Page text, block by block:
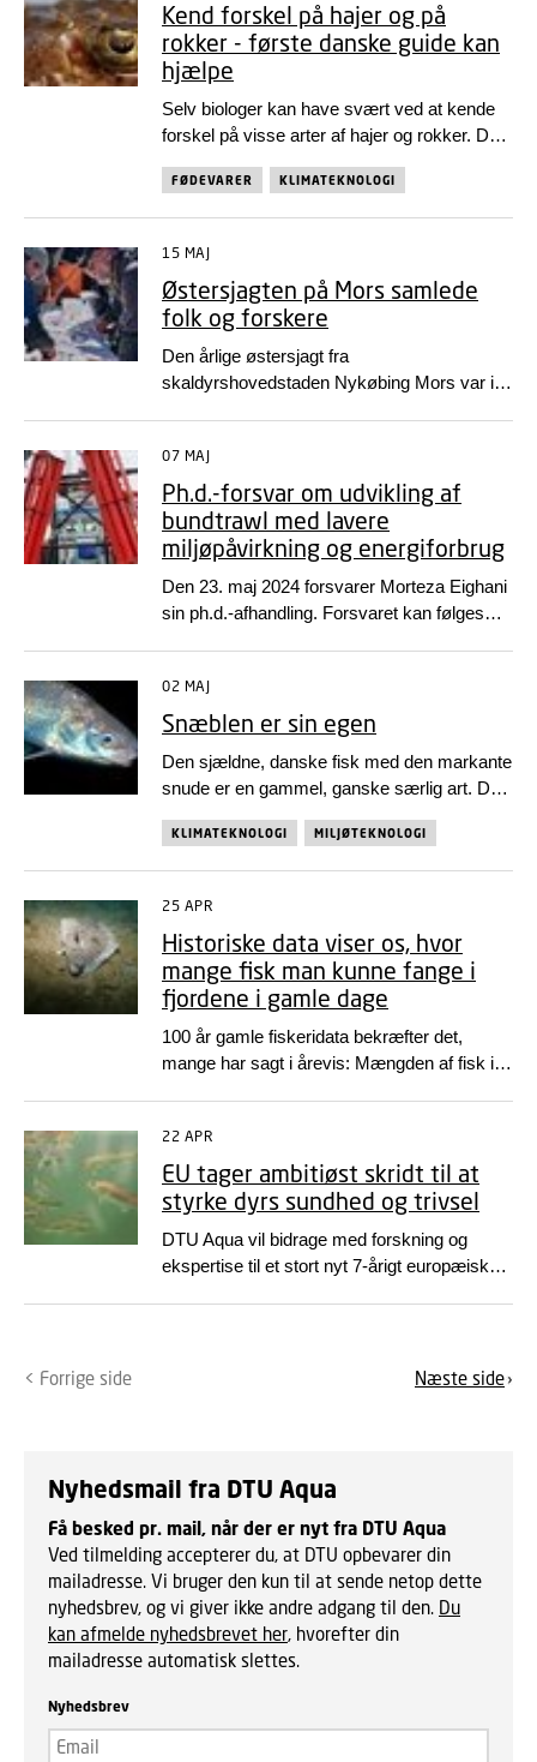
Kend forskel på hajer og på
rokker - første danske guide kan
hjælpe
Selv biologer kan have svært ved at kende
forskel på visse arter af hajer og rokker. Det
fra eksperterne på feltet fra...
FØDEVARER KLIMATEKNOLOGI
15 MAJ
Østersjagten på Mors samlede
folk og forskere
Den årlige østersjagt fra
skaldyrshovedstaden Nykøbing Mors var i
borgerne hjælper...
07 MAJ
Ph.d.-forsvar om udvikling af
bundtrawl med lavere
miljøpåvirkning og energiforbrug
Den 23. maj 2024 forsvarer Morteza Eighani
sin ph.d.-afhandling. Forsvaret kan følges
02 MAJ
Snæblen er sin egen
Den sjældne, danske fisk med den markante
snude er en gammel, ganske særlig art. Det
deltaget i, trykt i Molecular Ecology. Og...
KLIMATEKNOLOGI MILJØTEKNOLOGI
25 APR
Historiske data viser os, hvor
mange fisk man kunne fange i
fjordene i gamle dage
100 år gamle fiskeridata bekræfter det,
mange har sagt i årevis: Mængden af fisk i
22 APR
EU tager ambitiøst skridt til at
styrke dyrs sundhed og trivsel
DTU Aqua vil bidrage med forskning og
ekspertise til et stort nyt 7-årigt europæisk
< Forrige side Næste side
Nyhedsmail fra DTU Aqua
Få besked pr. mail, når der er nyt fra DTU Aqua
Ved tilmelding accepterer du, at DTU opbevarer din
mailadresse. Vi bruger den kun til at sende netop dette
nyhedsbrev, og vi giver ikke andre adgang til den. Du
kan afmelde nyhedsbrevet her, hvorefter din
mailadresse automatisk slettes.
Nyhedsbrev